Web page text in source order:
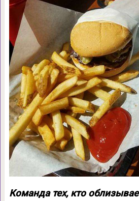
Команда тех, кто